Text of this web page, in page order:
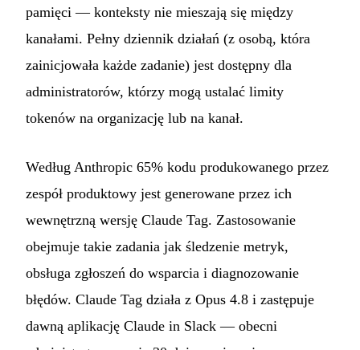
pamięci — konteksty nie mieszają się między
kanałami. Pełny dziennik działań (z osobą, która
zainicjowała każde zadanie) jest dostępny dla
administratorów, którzy mogą ustalać limity
tokenów na organizację lub na kanał.
Według Anthropic 65% kodu produkowanego przez
zespół produktowy jest generowane przez ich
wewnętrzną wersję Claude Tag. Zastosowanie
obejmuje takie zadania jak śledzenie metryk,
obsługa zgłoszeń do wsparcia i diagnozowanie
błędów. Claude Tag działa z Opus 4.8 i zastępuje
dawną aplikację Claude in Slack — obecni